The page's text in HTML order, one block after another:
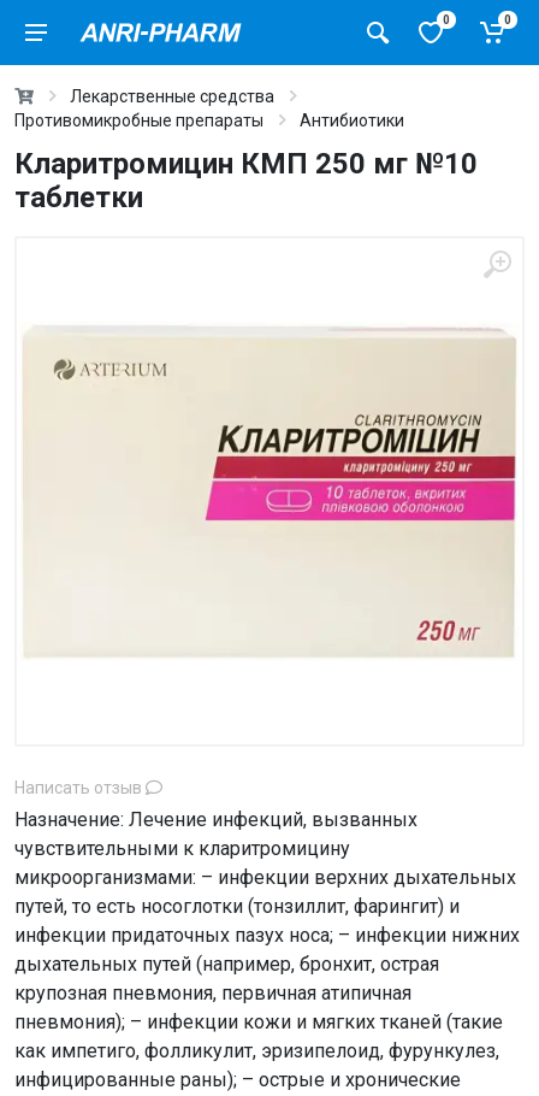
0 0
Лекарственные средства
Противомикробные препараты
Антибиотики
Кларитромицин КМП 250 мг №10
таблетки
Написать отзыв
Назначение: Лечение инфекций, вызванных
чувствительными к кларитромицину
микроорганизмами: – инфекции верхних дыхательных
путей, то есть носоглотки (тонзиллит, фарингит) и
инфекции придаточных пазух носа; – инфекции нижних
дыхательных путей (например, бронхит, острая
крупозная пневмония, первичная атипичная
пневмония); – инфекции кожи и мягких тканей (такие
как импетиго, фолликулит, эризипелоид, фурункулез,
инфицированные раны); – острые и хронические